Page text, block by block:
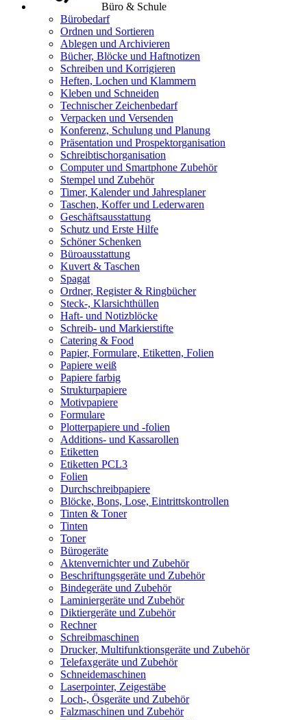
Büro & Schule
Bürobedarf
Ordnen und Sortieren
Ablegen und Archivieren
Bücher, Blöcke und Haftnotizen
Schreiben und Korrigieren
Heften, Lochen und Klammern
Kleben und Schneiden
Technischer Zeichenbedarf
Verpacken und Versenden
Konferenz, Schulung und Planung
Präsentation und Prospektorganisation
Schreibtischorganisation
Computer und Smartphone Zubehör
Stempel und Zubehör
Timer, Kalender und Jahresplaner
Taschen, Koffer und Lederwaren
Geschäftsausstattung
Schutz und Erste Hilfe
Schöner Schenken
Büroausstattung
Kuvert & Taschen
Spagat
Ordner, Register & Ringbücher
Steck-, Klarsichthüllen
Haft- und Notizblöcke
Schreib- und Markierstifte
Catering & Food
Papier, Formulare, Etiketten, Folien
Papiere weiß
Papiere farbig
Strukturpapiere
Motivpapiere
Formulare
Plotterpapiere und -folien
Additions- und Kassarollen
Etiketten
Etiketten PCL3
Folien
Durchschreibpapiere
Blöcke, Bons, Lose, Eintrittskontrollen
Tinten & Toner
Tinten
Toner
Bürogeräte
Aktenvernichter und Zubehör
Beschriftungsgeräte und Zubehör
Bindegeräte und Zubehör
Laminiergeräte und Zubehör
Diktiergeräte und Zubehör
Rechner
Schreibmaschinen
Drucker, Multifunktionsgeräte und Zubehör
Telefaxgeräte und Zubehör
Schneidemaschinen
Laserpointer, Zeigestäbe
Loch-, Ösgeräte und Zubehör
Falzmaschinen und Zubehör